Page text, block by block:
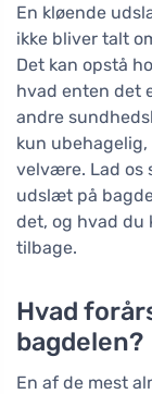
En kløende
ikke bliver talt
Det kan opstå
hvad enten det
andre
kun
velvære. Lad os
udslæt på
det, og hvad du
tilbage.
Hvad
bagdelen?
En af de mest